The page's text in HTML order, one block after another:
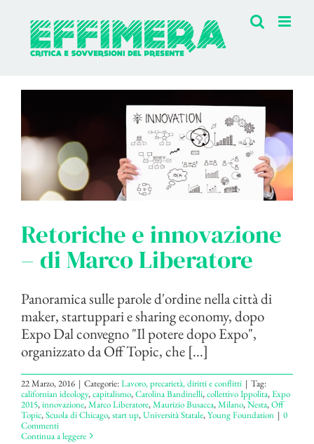
contenuto
Retoriche e innovazione
– di Marco Liberatore
Panoramica sulle parole d'ordine nella città di
maker, startuppari e sharing economy, dopo
Expo Dal convegno "Il potere dopo Expo",
organizzato da Off Topic, che [...]
22 Marzo, 2016 | Categorie:Lavoro, precarietà, diritti e conflitti | Tag:
californian ideology,capitalismo,Carolina Bandinelli,collettivo Ippolita,Expo
2015,innovazione,Marco Liberatore,Maurizio Busacca,Milano,Nesta,Off
Topic,Scuola di Chicago,start up,Università Statale,Young Foundation | 0
Commenti
Continua a leggere